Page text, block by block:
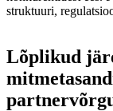
struktuuri,
Lõplikud